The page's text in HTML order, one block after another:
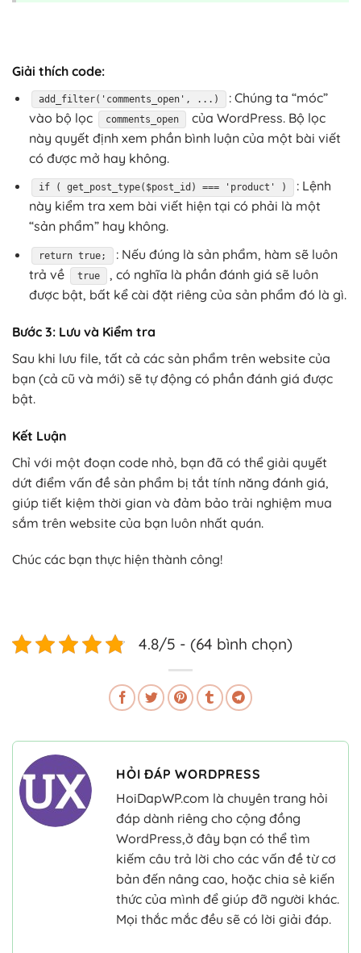
Giải thích code:
add_filter('comments_open', ...)
: Chúng ta “móc”
vào bộ lọc
comments_open
của WordPress. Bộ lọc
này quyết định xem phần bình luận của một bài viết
có được mở hay không.
if ( get_post_type($post_id) === 'product' )
: Lệnh
này kiểm tra xem bài viết hiện tại có phải là một
“sản phẩm” hay không.
return true;
: Nếu đúng là sản phẩm, hàm sẽ luôn
trả về
true
, có nghĩa là phần đánh giá sẽ luôn
được bật, bất kể cài đặt riêng của sản phẩm đó là gì.
Bước 3: Lưu và Kiểm tra
Sau khi lưu file, tất cả các sản phẩm trên website của
bạn (cả cũ và mới) sẽ tự động có phần đánh giá được
bật.
Kết Luận
Chỉ với một đoạn code nhỏ, bạn đã có thể giải quyết
dứt điểm vấn đề sản phẩm bị tắt tính năng đánh giá,
giúp tiết kiệm thời gian và đảm bảo trải nghiệm mua
sắm trên website của bạn luôn nhất quán.
Chúc các bạn thực hiện thành công!
4.8/5 - (64 bình chọn)
HỎI ĐÁP WORDPRESS
HoiDapWP.com là chuyên trang hỏi
đáp dành riêng cho cộng đồng
WordPress,ở đây bạn có thể tìm
kiếm câu trả lời cho các vấn đề từ cơ
bản đến nâng cao, hoặc chia sẻ kiến
thức của mình để giúp đỡ người khác.
Mọi thắc mắc đều sẽ có lời giải đáp.